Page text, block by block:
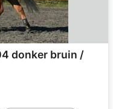
donker bruin /